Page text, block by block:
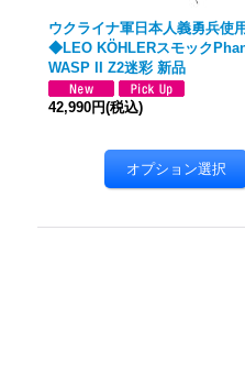
ウクライナ軍日本人義勇兵使
◆LEO KÖHLERスモック
WASP II Z2迷彩 新品
42,990円(税込)